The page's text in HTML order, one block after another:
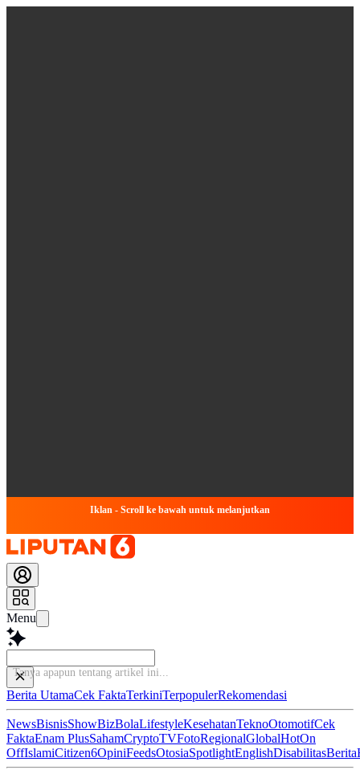
Iklan - Scroll ke bawah untuk melanjutkan
Menu
Tanya apapun tenta
Berita UtamaCek FaktaTerkiniTerpopulerRekomendasi
NewsBisnisShowBizBolaLifestyleKesehatanTeknoOtomotifCek
FaktaEnam PlusSahamCryptoTVFotoRegionalGlobalHotOn
OffIslamiCitizen6OpiniFeedsOtosiaSpotlightEnglishDisabilitasBerita